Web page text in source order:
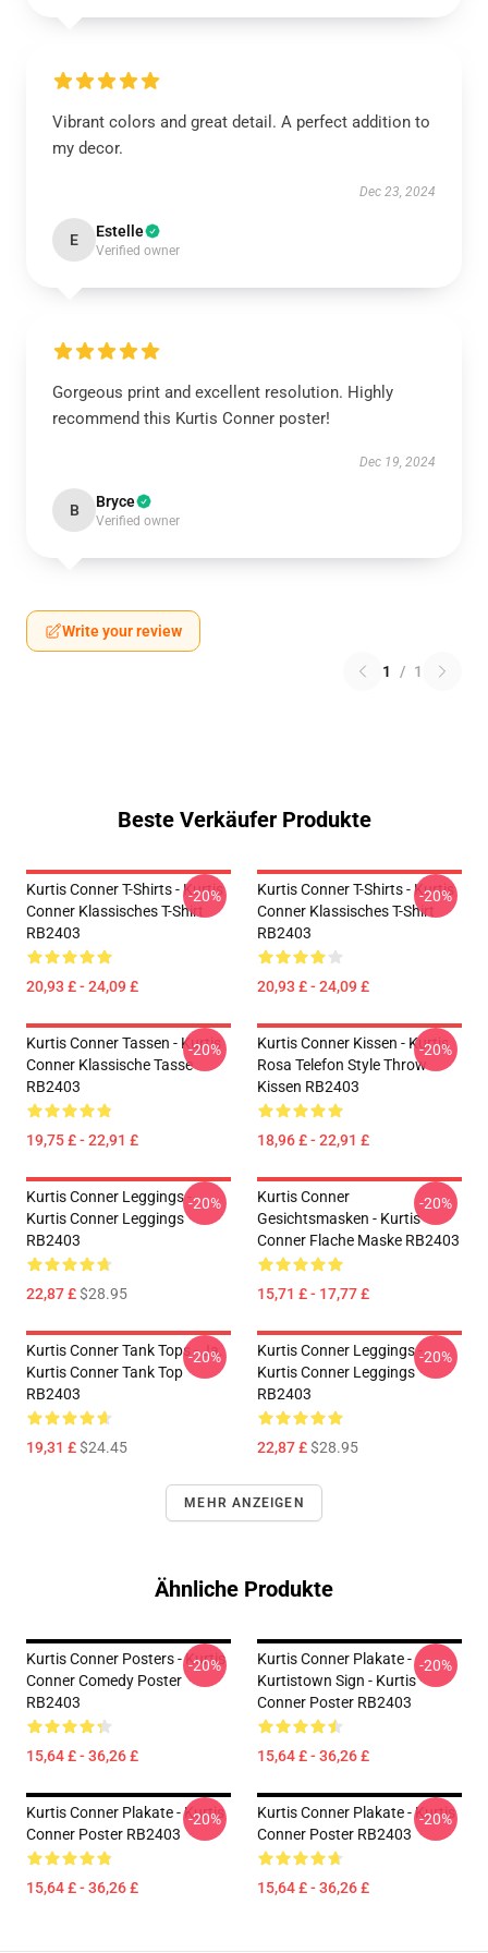
Vibrant colors and great detail. A perfect addition to
my decor.
Dec 23, 2024
E Estelle
Verified owner
Gorgeous print and excellent resolution. Highly
recommend this Kurtis Conner poster!
Dec 19, 2024
B Bryce
Verified owner
Write your review
1 / 1
Beste Verkäufer Produkte
Kurtis Conner T-Shirts - Kurtis
Conner Klassisches T-Shirt
RB2403
20,93 £ - 24,09 £
-20%
Kurtis Conner T-Shirts - Kurtis
Conner Klassisches T-Shirt
RB2403
20,93 £ - 24,09 £
-20%
Kurtis Conner Tassen - Kurtis
Conner Klassische Tasse
RB2403
19,75 £ - 22,91 £
-20%
Kurtis Conner Kissen - Kurtis
Rosa Telefon Style Throw
Kissen RB2403
18,96 £ - 22,91 £
-20%
Kurtis Conner Leggings -
Kurtis Conner Leggings
RB2403
22,87 £$28.95
-20%
Kurtis Conner
Gesichtsmasken - Kurtis
Conner Flache Maske RB2403
15,71 £ - 17,77 £
-20%
Kurtis Conner Tank Tops - Ja.
Kurtis Conner Tank Top
RB2403
19,31 £$24.45
-20%
Kurtis Conner Leggings -
Kurtis Conner Leggings
RB2403
22,87 £$28.95
-20%
MEHR ANZEIGEN
Ähnliche Produkte
Kurtis Conner Posters - Kurtis
Conner Comedy Poster
RB2403
15,64 £ - 36,26 £
-20%
Kurtis Conner Plakate -
Kurtistown Sign - Kurtis
Conner Poster RB2403
15,64 £ - 36,26 £
-20%
Kurtis Conner Plakate - Kurtis
Conner Poster RB2403
15,64 £ - 36,26 £
-20%
Kurtis Conner Plakate - Kurtis
Conner Poster RB2403
15,64 £ - 36,26 £
-20%